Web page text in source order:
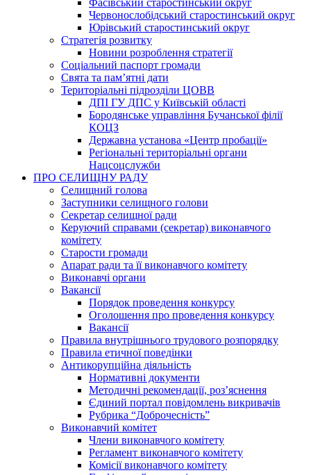
Фасівський старостинський округ
Червонослобідський старостинський округ
Юрівський старостинський округ
Стратегія розвитку
Новини розроблення стратегії
Соціальний паспорт громади
Свята та пам’ятні дати
Територіальні підрозділи ЦОВВ
ДПІ ГУ ДПС у Київській області
Бородянське управління Бучанської філії
КОЦЗ
Державна установа «Центр пробації»
Регіональні територіальні органи
Нацсоцслужби
ПРО СЕЛИЩНУ РАДУ
Селищний голова
Заступники селищного голови
Секретар селищної ради
Керуючий справами (секретар) виконавчого
комітету
Старости громади
Апарат ради та її виконавчого комітету
Виконавчі органи
Вакансії
Порядок проведення конкурсу
Оголошення про проведення конкурсу
Вакансії
Правила внутрішнього трудового розпорядку
Правила етичної поведінки
Антикорупційна діяльність
Нормативні документи
Методичні рекомендації, роз’яснення
Єдиний портал повідомлень викривачів
Рубрика “Доброчесність”
Виконавчий комітет
Члени виконавчого комітету
Регламент виконавчого комітету
Комісії виконавчого комітету